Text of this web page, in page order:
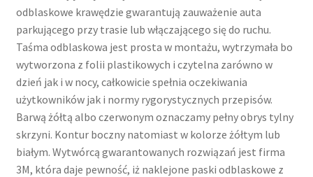
odblaskowe krawędzie gwarantują zauważenie auta
parkującego przy trasie lub włączającego się do ruchu.
Taśma odblaskowa jest prosta w montażu, wytrzymała bo
wytworzona z folii plastikowych i czytelna zarówno w
dzień jak i w nocy, całkowicie spełnia oczekiwania
użytkowników jak i normy rygorystycznych przepisów.
Barwą żółtą albo czerwonym oznaczamy pełny obrys tylny
skrzyni. Kontur boczny natomiast w kolorze żółtym lub
białym. Wytwórcą gwarantowanych rozwiązań jest firma
3M, która daje pewność, iż naklejone paski odblaskowe z